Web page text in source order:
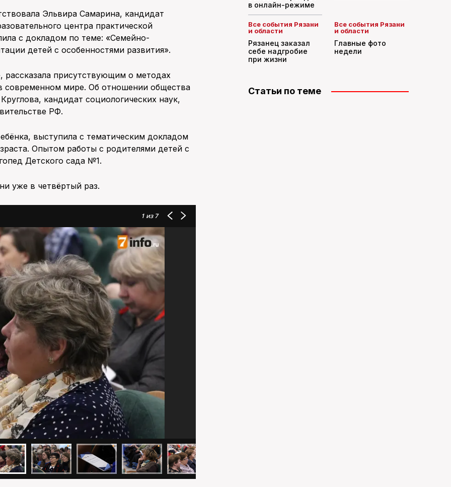
Эльвира Самарина, кандидат
центра практической
с докладом по теме: «Семейно-
детей с особенностями развития».
присутствующим о методах
современном мире. Об отношении общества
кандидат социологических наук,
РФ.
выступила с тематическим докладом
Опытом работы с родителями детей с
Детского сада №1.
уже в четвёртый раз.
1из 7
в онлайн-режиме
Все события Рязани
и области
Рязанец заказал
себе надгробие
при жизни
Все события Рязани
и области
Главные фото
недели
Статьи по теме